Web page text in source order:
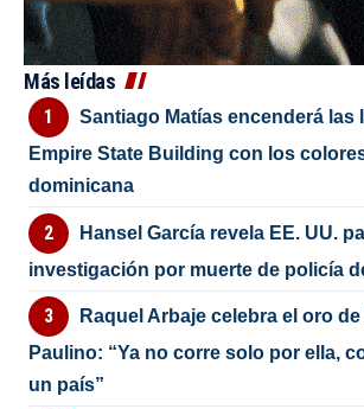
Más leídas
Santiago Matías encenderá las
Empire State Building con los
dominicana
Hansel García revela EE. UU.
investigación por muerte de policía
Raquel Arbaje celebra el oro
Paulino: “Ya no corre solo por ella,
un país”